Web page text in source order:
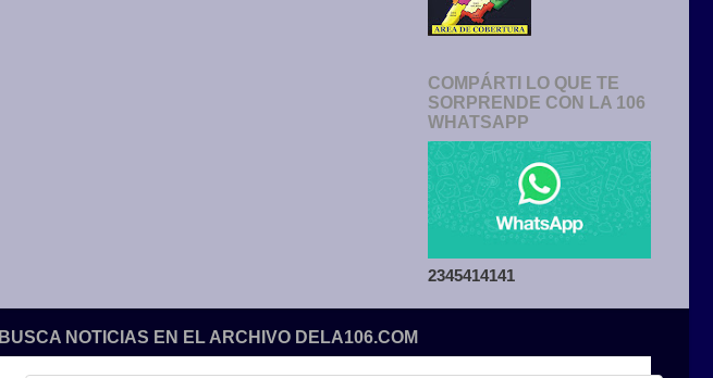
COMPÁRTI LO QUE TE
SORPRENDE CON LA 106
WHATSAPP
2345414141
BUSCA NOTICIAS EN EL ARCHIVO DELA106.COM